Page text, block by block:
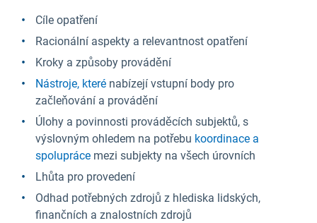
Cíle opatření
Racionální aspekty a relevantnost opatření
Kroky a způsoby provádění
Nástroje, které nabízejí vstupní body pro
začleňování a provádění
Úlohy a povinnosti prováděcích subjektů, s
výslovným ohledem na potřebu koordinace a
spolupráce mezi subjekty na všech úrovních
Lhůta pro provedení
Odhad potřebných zdrojů z hlediska lidských,
finančních a znalostních zdrojů